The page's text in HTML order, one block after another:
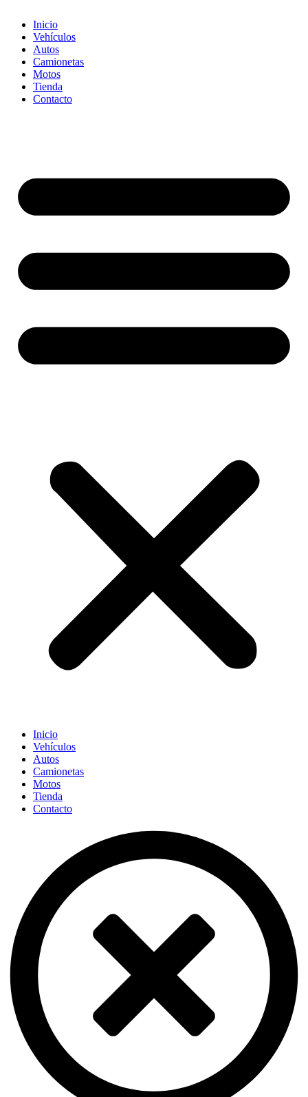
Inicio
Vehículos
Autos
Camionetas
Motos
Tienda
Contacto
Inicio
Vehículos
Autos
Camionetas
Motos
Tienda
Contacto